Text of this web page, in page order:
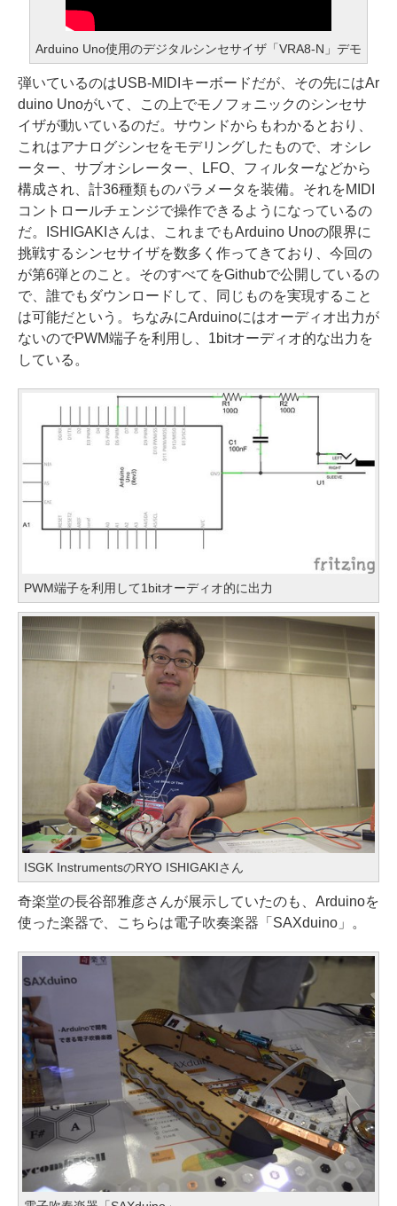
Arduino Uno使用のデジタルシンセサイザ「VRA8-N」デモ
弾いているのはUSB-MIDIキーボードだが、その先にはAr
duino Unoがいて、この上でモノフォニックのシンセサ
イザが動いているのだ。サウンドからもわかるとおり、
これはアナログシンセをモデリングしたもので、オシレ
ーター、サブオシレーター、LFO、フィルターなどから
構成され、計36種類ものパラメータを装備。それをMIDI
コントロールチェンジで操作できるようになっているの
だ。ISHIGAKIさんは、これまでもArduino Unoの限界に
挑戦するシンセサイザを数多く作ってきており、今回の
が第6弾とのこと。そのすべてをGithubで公開しているの
で、誰でもダウンロードして、同じものを実現すること
は可能だという。ちなみにArduinoにはオーディオ出力が
ないのでPWM端子を利用し、1bitオーディオ的な出力を
している。
PWM端子を利用して1bitオーディオ的に出力
ISGK InstrumentsのRYO ISHIGAKIさん
奇楽堂の長谷部雅彦さんが展示していたのも、Arduinoを
使った楽器で、こちらは電子吹奏楽器「SAXduino」。